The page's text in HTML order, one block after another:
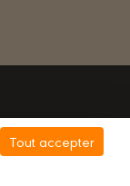
Tout accepter